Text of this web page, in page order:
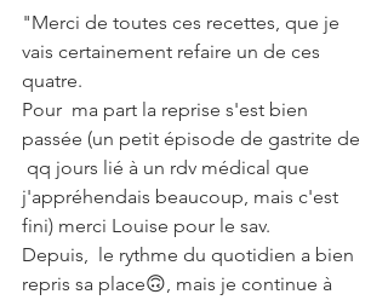
"Merci de toutes ces recettes, que je
vais certainement refaire un de ces
quatre.
Pour  ma part la reprise s'est bien
passée (un petit épisode de gastrite de
qq jours lié à un rdv médical que
j'appréhendais beaucoup, mais c'est
fini) merci Louise pour le sav.
Depuis,  le rythme du quotidien a bien
repris sa place🙃, mais je continue à